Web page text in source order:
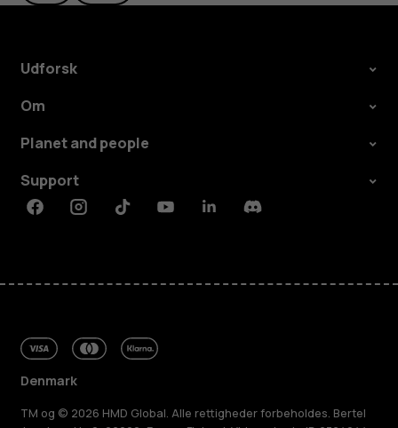
Udforsk
Om
Planet and people
Support
FacebookInstagramTiktokYoutubeLinkedinDiscord
Denmark
TM og © 2026 HMD Global. Alle rettigheder forbeholdes. Bertel